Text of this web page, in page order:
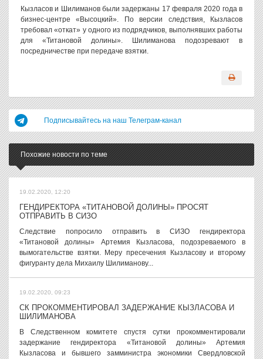
Кызласов и Шилиманов были задержаны 17 февраля 2020 года в
бизнес-центре «Высоцкий». По версии следствия, Кызласов
требовал «откат» у одного из подрядчиков, выполнявших работы
для «Титановой долины». Шилиманова подозревают в
посредничестве при передаче взятки.
Подписывайтесь на наш Телеграм-канал
Похожие новости по теме
19.02.2020, 12:20
ГЕНДИРЕКТОРА «ТИТАНОВОЙ ДОЛИНЫ» ПРОСЯТ
ОТПРАВИТЬ В СИЗО
Следствие попросило отправить в СИЗО гендиректора
«Титановой долины» Артемия Кызласова, подозреваемого в
вымогательстве взятки. Меру пресечения Кызласову и второму
фигуранту дела Михаилу Шилиманову...
19.02.2020, 09:23
СК ПРОКОММЕНТИРОВАЛ ЗАДЕРЖАНИЕ КЫЗЛАСОВА И
ШИЛИМАНОВА
В Следственном комитете спустя сутки прокомментировали
задержание гендиректора «Титановой долины» Артемия
Кызласова и бывшего замминистра экономики Свердловской